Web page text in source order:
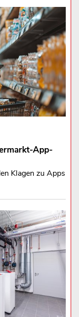
App-
Klagen zu Apps